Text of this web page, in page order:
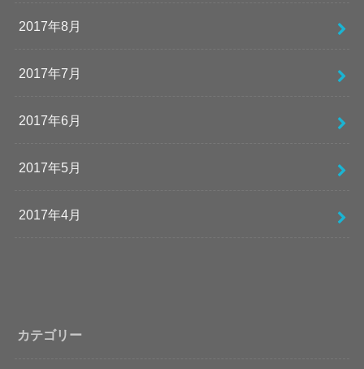
2017年8月
2017年7月
2017年6月
2017年5月
2017年4月
カテゴリー